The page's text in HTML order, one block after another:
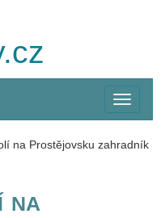
menu
na Prostějovsku zahradník
na